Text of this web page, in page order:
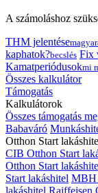
A számoláshoz
THM jelentése
kaphatok?becslés Fix
Kamatperiódusokmi
Összes kalkulátor
Támogatás
Kalkulátorok
Összes támogatás
Babaváró
Otthon Start
CIB Otthon Start
Otthon Start
Start lakáshitel MBH